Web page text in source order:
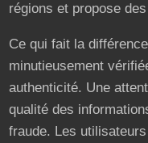
régions et propose
Ce qui fait la
minutieusement
authenticité. Une
qualité des
fraude. Les